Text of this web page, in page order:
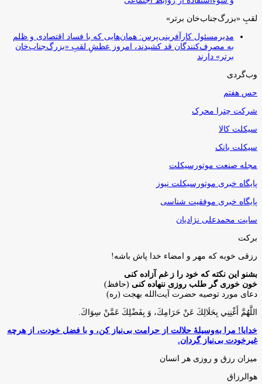
لقبِ «بزرگ‌جناب‌خان برتر»
مدیرمسئول کارآفرینی‌پرس: همان‌هایی که با فساد اقتصادی و ظلم
به مصرف‌کنندگان قد کشیدند، امروز عطشِ لقبِ «بزرگ‌جناب‌خان
برتر» دارند
وب‌گردی
حس هفتم
شرکت چترا محرک
سیکلت کالا
سیکلت بانک
مجله صنعت موتورسیکلت
پایگاه خبری موتورسیکلت نیوز
پایگاه خبری موفقیت شناسی
سایت محمدعلی نژادیان
برکت
رزقی خوبه كه مهر و امضاء خدا پاش باشه!
بشنو این نکته که خود را ز غم آزاده کنی
خون خوری گر طلب روزی ننهاده کنی (حافظ)
دعای مورد توصیه حضرت آیت‌الله بهجت (ره)
اللَّهُمَّ أَغْنِنِي بِحَلَالِكَ عَنْ حَرَامِكَ، وَ بِفَضْلِكَ عَمَّنْ سِوَاكَ‏.
خدایا! مرا به‌وسیلۀ حلالت از حرامت بی‌نیاز کن، و با فضل خودت، از هرچه
غیرخودت بی‌نیاز گردان.
میزان رزق و روزی هر انسان
هوالرزاق